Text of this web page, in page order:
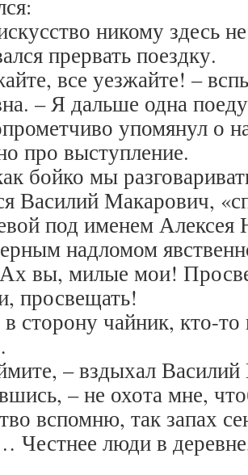
никому здесь
прервать поездку.
все уезжайте! –
– Я дальше одна
упомянул о
про выступление.
бойко мы
Василий Макарович,
под именем Алексея
надломом
вы, милые мои!
просвещать!
сторону чайник, кто-то
– вздыхал
– не охота мне,
вспомню, так запах
Честнее люди в